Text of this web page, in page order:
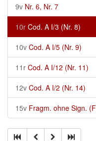
9v Nr. 6, Nr. 7
10r Cod. A I/3 (Nr. 8)
10v Cod. A I/5 (Nr. 9)
11r Cod. A I/12 (Nr. 11)
12v Cod. A I/2 (Nr. 14)
15v Fragm. ohne Sign.